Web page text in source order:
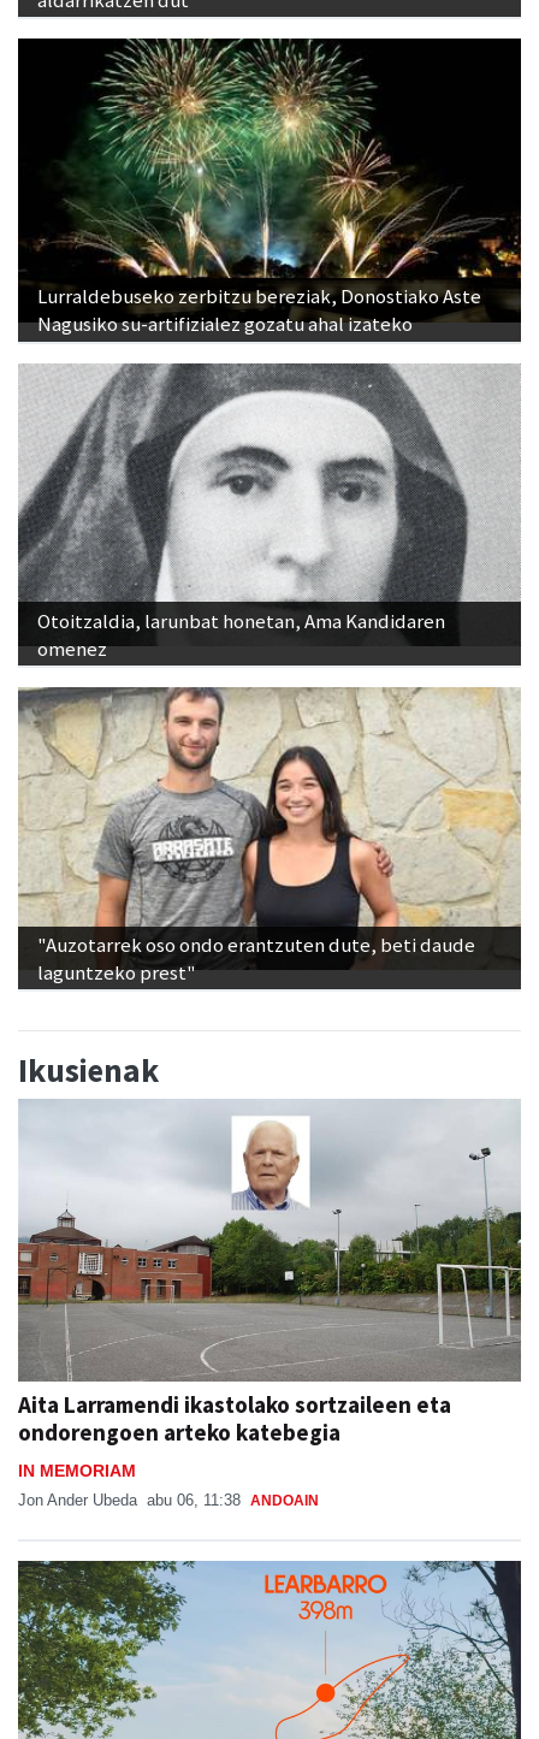
Lurraldebuseko zerbitzu bereziak, Donostiako Aste
Nagusiko su-artifizialez gozatu ahal izateko
Otoitzaldia, larunbat honetan, Ama Kandidaren
omenez
"Auzotarrek oso ondo erantzuten dute, beti daude
laguntzeko prest"
Ikusienak
Aita Larramendi ikastolako sortzaileen eta
ondorengoen arteko katebegia
IN MEMORIAM
Jon Ander Ubeda abu 06, 11:38 ANDOAIN